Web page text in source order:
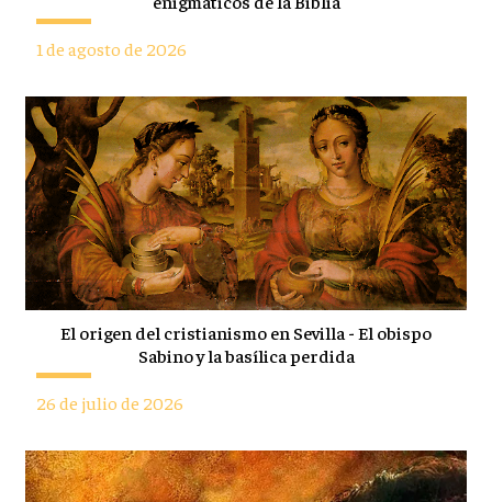
1 de agosto de 2026
El origen del cristianismo en Sevilla - El obispo
Sabino y la basílica perdida
26 de julio de 2026